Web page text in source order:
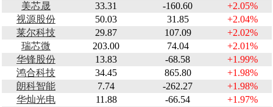
美芯晟
33.31 -160.60
+2.05%
视源股份
50.03 31.85
+2.04%
莱尔科技
29.87 107.09
+2.02%
瑞芯微
203.00 74.04
+2.01%
华锋股份
13.83 -68.58
+1.99%
鸿合科技
34.45 865.80
+1.98%
朗科智能
7.74 -262.27
+1.98%
华灿光电
11.88 -66.54
+1.97%